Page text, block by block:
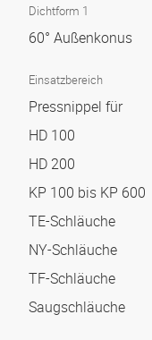
Dichtform 1
60° Außenkonus
Einsatzbereich
Pressnippel für
HD 100
HD 200
KP 100 bis KP 600
TE-Schläuche
NY-Schläuche
TF-Schläuche
Saugschläuche